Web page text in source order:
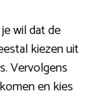
wil dat de
kiezen uit
Vervolgens
en kies